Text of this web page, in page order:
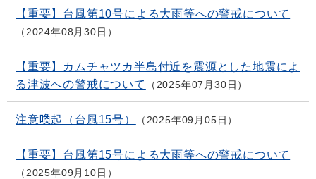
【重要】台風第10号による大雨等への警戒について
2024年08月30日
【重要】カムチャツカ半島付近を震源とした地震によ
る津波への警戒について
2025年07月30日
注意喚起（台風15号） 2025年09月05日
【重要】台風第15号による大雨等への警戒について
2025年09月10日